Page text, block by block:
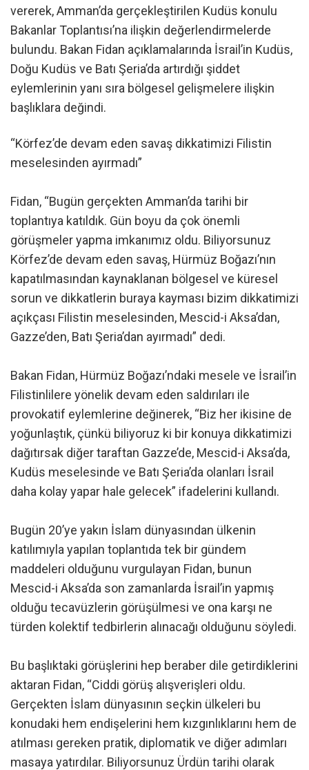
vererek, Amman’da gerçekleştirilen Kudüs konulu
Bakanlar Toplantısı’na ilişkin değerlendirmelerde
bulundu. Bakan Fidan açıklamalarında İsrail’in Kudüs,
Doğu Kudüs ve Batı Şeria’da artırdığı şiddet
eylemlerinin yanı sıra bölgesel gelişmelere ilişkin
başlıklara değindi.
“Körfez’de devam eden savaş dikkatimizi Filistin
meselesinden ayırmadı”
Fidan, “Bugün gerçekten Amman’da tarihi bir
toplantıya katıldık. Gün boyu da çok önemli
görüşmeler yapma imkanımız oldu. Biliyorsunuz
Körfez’de devam eden savaş, Hürmüz Boğazı’nın
kapatılmasından kaynaklanan bölgesel ve küresel
sorun ve dikkatlerin buraya kayması bizim dikkatimizi
açıkçası Filistin meselesinden, Mescid-i Aksa’dan,
Gazze’den, Batı Şeria’dan ayırmadı” dedi.
Bakan Fidan, Hürmüz Boğazı’ndaki mesele ve İsrail’in
Filistinlilere yönelik devam eden saldırıları ile
provokatif eylemlerine değinerek, “Biz her ikisine de
yoğunlaştık, çünkü biliyoruz ki bir konuya dikkatimizi
dağıtırsak diğer taraftan Gazze’de, Mescid-i Aksa’da,
Kudüs meselesinde ve Batı Şeria’da olanları İsrail
daha kolay yapar hale gelecek” ifadelerini kullandı.
Bugün 20’ye yakın İslam dünyasından ülkenin
katılımıyla yapılan toplantıda tek bir gündem
maddeleri olduğunu vurgulayan Fidan, bunun
Mescid-i Aksa’da son zamanlarda İsrail’in yapmış
olduğu tecavüzlerin görüşülmesi ve ona karşı ne
türden kolektif tedbirlerin alınacağı olduğunu söyledi.
Bu başlıktaki görüşlerini hep beraber dile getirdiklerini
aktaran Fidan, “Ciddi görüş alışverişleri oldu.
Gerçekten İslam dünyasının seçkin ülkeleri bu
konudaki hem endişelerini hem kızgınlıklarını hem de
atılması gereken pratik, diplomatik ve diğer adımları
masaya yatırdılar. Biliyorsunuz Ürdün tarihi olarak